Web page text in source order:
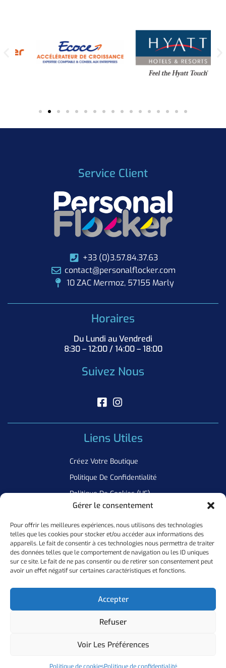
Gérer le consentement
Pour offrir les meilleures expériences, nous utilisons des technologies
telles que les cookies pour stocker et/ou accéder aux informations des
appareils. Le fait de consentir à ces technologies nous permettra de traiter
des données telles que le comportement de navigation ou les ID uniques
sur ce site. Le fait de ne pas consentir ou de retirer son consentement peut
avoir un effet négatif sur certaines caractéristiques et fonctions.
Accepter
Refuser
Voir Les Préférences
Service Client
+33 (0)3.57.84.37.63
contact@personalflocker.com
10 ZAC Mermoz, 57155 Marly
Horaires
Du Lundi au Vendredi
8:30 – 12:00 / 14:00 – 18:00
Suivez Nous
Liens Utiles
Créez Votre Boutique
Politique De Confidentialité
Politique De Cookies (UE)
Newsletter
Inscrivez Vous A Notre Newsletter Pour Ne Manquer Aucune De
Nos Offres
Ok
Personal Flocker • Website By Elixir Lab
Politique De Confidentialité Mention Légales